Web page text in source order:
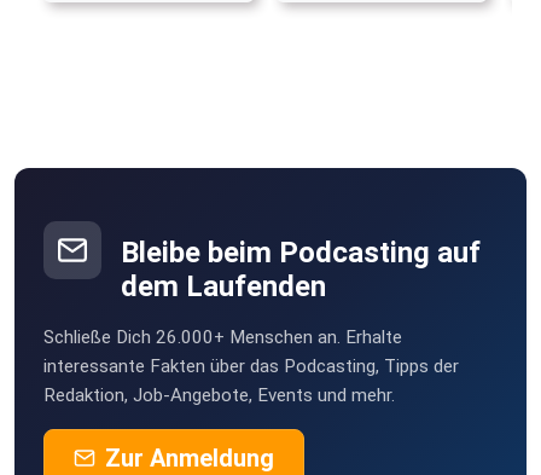
Bleibe beim Podcasting auf
dem Laufenden
Schließe Dich 26.000+ Menschen an. Erhalte
interessante Fakten über das Podcasting, Tipps der
Redaktion, Job-Angebote, Events und mehr.
Zur Anmeldung